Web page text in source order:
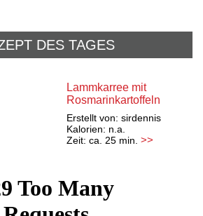
DES TAGES
Lammkarree mit
Rosmarinkartoffeln
Erstellt von: sirdennis
Kalorien: n.a.
Zeit: ca. 25 min. >>